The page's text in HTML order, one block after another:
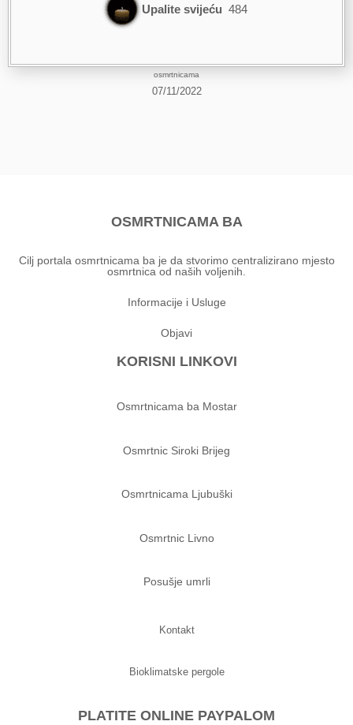
Upalite svijeću 484
osmrtnicama
07/11/2022
OSMRTNICAMA BA
Cilj portala osmrtnicama ba je da stvorimo centralizirano mjesto
osmrtnica od naših voljenih.
Informacije i Usluge
Objavi
KORISNI LINKOVI
Osmrtnicama ba Mostar
Osmrtnic Siroki Brijeg
Osmrtnicama Ljubuški
Osmrtnic Livno
Posušje umrli
Kontakt
Bioklimatske pergole
PLATITE ONLINE PAYPALOM